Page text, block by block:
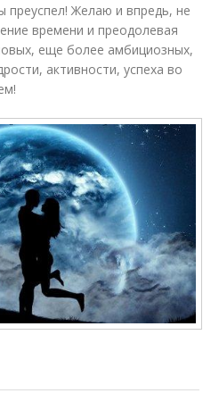
преуспел! Желаю и впредь, не
времени и преодолевая
еще более амбициозных,
активности, успеха во